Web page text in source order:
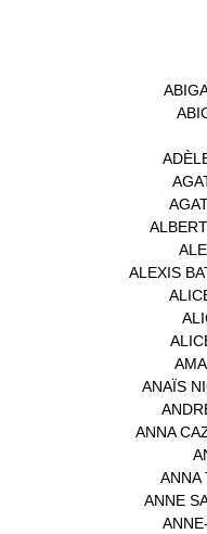
ALEXIS
ANAÏS
ANNA
ANNA
ANNE